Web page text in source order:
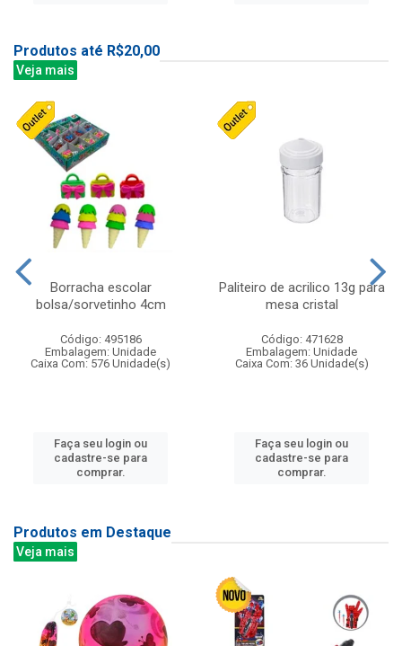
Produtos até R$20,00
Veja mais
Borracha escolar
bolsa/sorvetinho 4cm
Código: 495186
Embalagem: Unidade
Caixa Com: 576 Unidade(s)
Faça seu login ou
cadastre-se para
comprar.
Paliteiro de acrilico 13g para
mesa cristal
Código: 471628
Embalagem: Unidade
Caixa Com: 36 Unidade(s)
Faça seu login ou
cadastre-se para
comprar.
Produtos em Destaque
Veja mais